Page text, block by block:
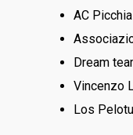
AC Picchia
Dream
Vincenzo
Los